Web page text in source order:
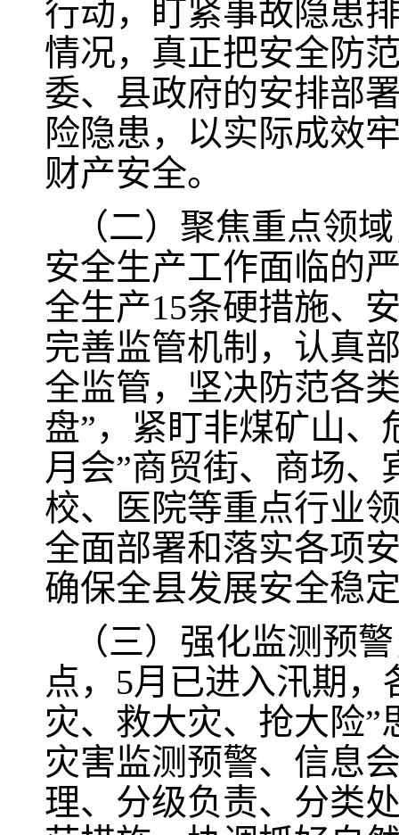
行动，盯紧事故隐患
情况，真正把安全防
委、县政府的安排部
险隐患，以实际成效
财产安全。
（二）聚焦重点领
安全生产工作面临的
全生产15条硬措施、
完善监管机制，认真
全监管，坚决防范各
盘”，紧盯非煤矿山
月会”商贸街、商场
校、医院等重点行业
全面部署和落实各项
确保全县发展安全稳
（三）强化监测预
点，5月已进入汛期
灾、救大灾、抢大险
灾害监测预警、信息
理、分级负责、分类